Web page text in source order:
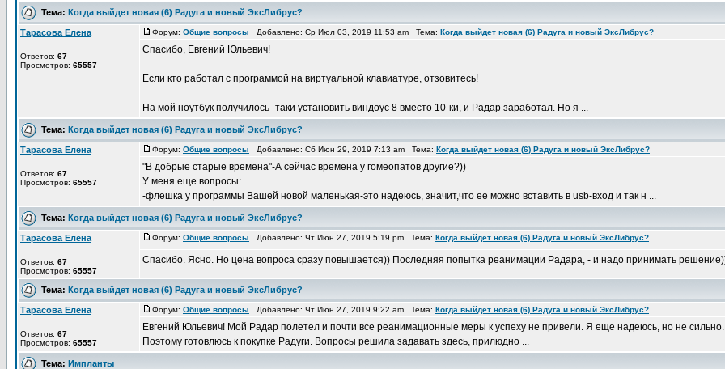
Тема: Когда выйдет новая (6) Радуга и новый ЭксЛибрус?
Тарасова Елена
Ответов: 67
Просмотров: 65557
Форум: Общие вопросы Добавлено: Ср Июл 03, 2019 11:53 am Тема: Когда выйдет новая (6) Радуга и новый ЭксЛибрус?
Cпасибо, Евгений Юльевич!
Если кто работал с программой на виртуальной клавиатуре, отзовитесь!
На мой ноутбук получилось -таки установить виндоус 8 вместо 10-ки, и Радар заработал. Но я ...
Тема: Когда выйдет новая (6) Радуга и новый ЭксЛибрус?
Тарасова Елена
Ответов: 67
Просмотров: 65557
Форум: Общие вопросы Добавлено: Сб Июн 29, 2019 7:13 am Тема: Когда выйдет новая (6) Радуга и новый ЭксЛибрус?
"В добрые старые времена"-А сейчас времена у гомеопатов другие?))
У меня еще вопросы:
-флешка у программы Вашей новой маленькая-это надеюсь, значит,что ее можно вставить в usb-вход и так н ...
Тема: Когда выйдет новая (6) Радуга и новый ЭксЛибрус?
Тарасова Елена
Ответов: 67
Просмотров: 65557
Форум: Общие вопросы Добавлено: Чт Июн 27, 2019 5:19 pm Тема: Когда выйдет новая (6) Радуга и новый ЭксЛибрус?
Спасибо. Ясно. Но цена вопроса сразу повышается)) Последняя попытка реанимации Радара, - и надо принимать
Тема: Когда выйдет новая (6) Радуга и новый ЭксЛибрус?
Тарасова Елена
Ответов: 67
Просмотров: 65557
Форум: Общие вопросы Добавлено: Чт Июн 27, 2019 9:22 am Тема: Когда выйдет новая (6) Радуга и новый ЭксЛибрус?
Евгений Юльевич! Мой Радар полетел и почти все реанимационные меры к успеху не привели. Я еще надеюсь, но не
Поэтому готовлюсь к покупке Радуги. Вопросы решила задавать здесь, прилюдно ...
Тема: Импланты